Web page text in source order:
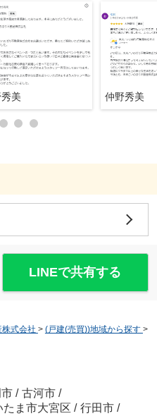
美 仲野秀美
LINEで共有する
式会社 > (戸建(売買))地域から探す >
/ 古河市 /
たま市大宮区 / 行田市 /